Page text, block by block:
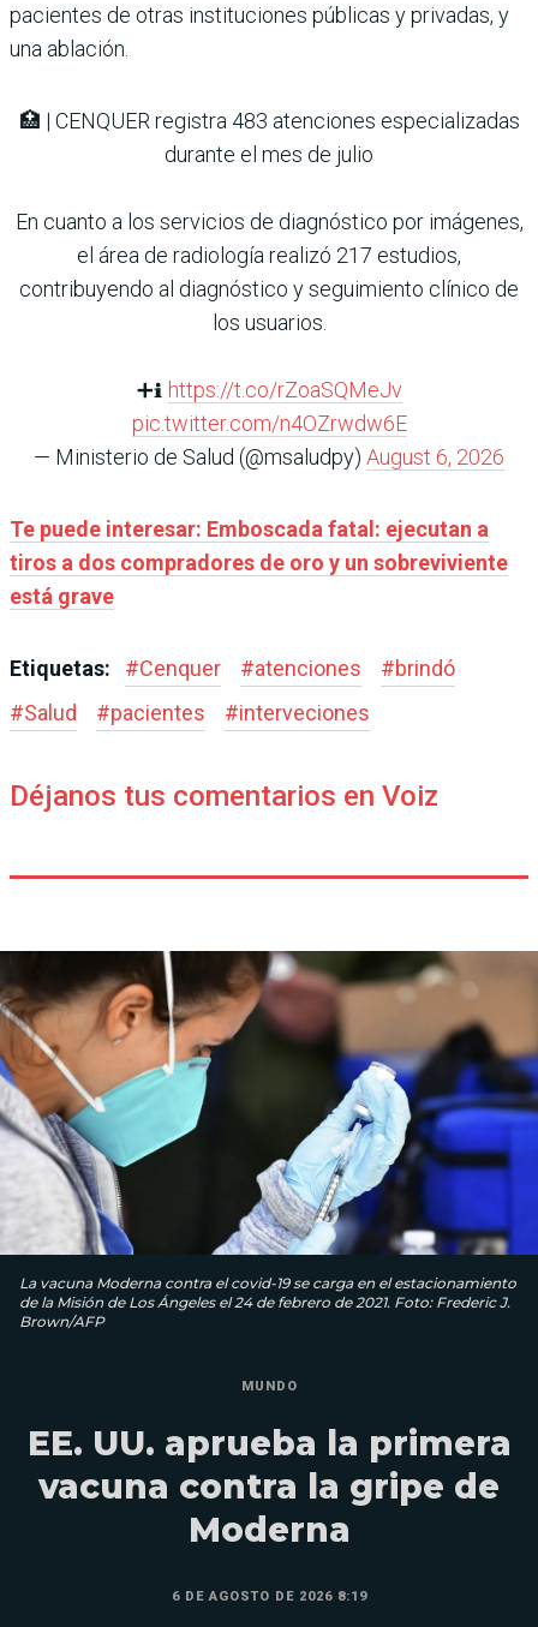
pacientes de otras instituciones públicas y privadas, y
una ablación.
🏥 | CENQUER registra 483 atenciones especializadas
durante el mes de julio
En cuanto a los servicios de diagnóstico por imágenes,
el área de radiología realizó 217 estudios,
contribuyendo al diagnóstico y seguimiento clínico de
los usuarios.
➕ℹ️ https://t.co/rZoaSQMeJv
pic.twitter.com/n4OZrwdw6E
— Ministerio de Salud (@msaludpy) August 6, 2026
Te puede interesar: Emboscada fatal: ejecutan a
tiros a dos compradores de oro y un sobreviviente
está grave
Etiquetas: #Cenquer #atenciones #brindó
#Salud #pacientes #interveciones
Déjanos tus comentarios en Voiz
La vacuna Moderna contra el covid-19 se carga en el estacionamiento
de la Misión de Los Ángeles el 24 de febrero de 2021. Foto: Frederic J.
Brown/AFP
MUNDO
EE. UU. aprueba la primera
vacuna contra la gripe de
Moderna
6 DE AGOSTO DE 2026 8:19